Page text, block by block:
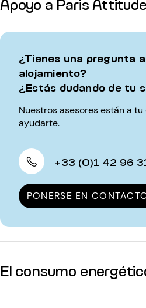
Apoyo a Paris Attitude
¿Tienes una pregunta
alojamiento?
¿Estás dudando de tu
Nuestros asesores están a
ayudarte.
+33 (0)1 42 96
PONERSE EN
El consumo